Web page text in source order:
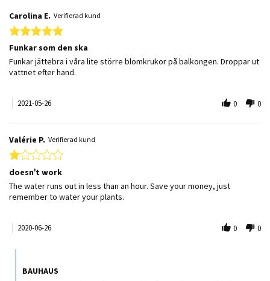
Carolina E. Verifierad kund
5.0 star rating
Funkar som den ska
Review by Carolina E. on 26 May 2021
review stating Funkar som den ska
Funkar jättebra i våra lite större blomkrukor på balkongen. Droppar ut
vattnet efter hand.
2021-05-26 0 0
Valérie P. Verifierad kund
1.0 star rating
doesn't work
Review by Valérie P. on 26 Jun 2020
review stating doesn't work
The water runs out in less than an hour. Save your money, just
remember to water your plants.
2020-06-26 0 0
BAUHAUS